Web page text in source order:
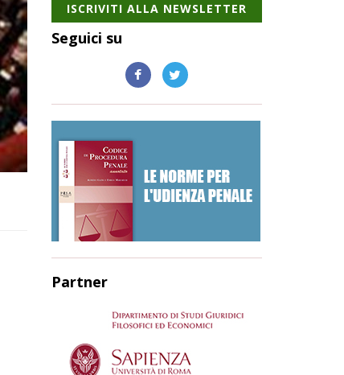
ISCRIVITI ALLA NEWSLETTER
Seguici su
Partner